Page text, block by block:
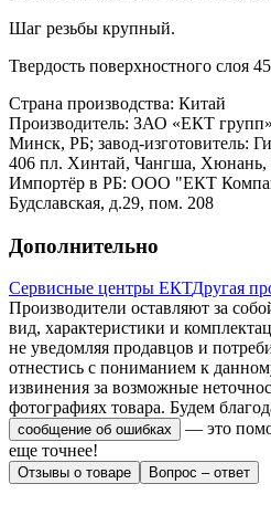
Шаг резьбы крупный.
Твердость поверхностного слоя
Страна производства: Китай
Производитель: ЗАО «ЕКТ
Минск, РБ; завод-изготовитель:
406 пл. Хинтай, Чангша, Хюнань,
Импортёр в РБ: ООО "ЕКТ
Будславская, д.29, пом. 208
Дополнительно
Сервисные центры ЕКТДругая
Производители оставляют за
вид, характеристики и
не уведомляя продавцов и
отнестись с пониманием к
извинения за возможные
фотографиях товара. Будем
сообщение об ошибках
— это
еще точнее!
Отзывы о товаре Вопрос – ответ